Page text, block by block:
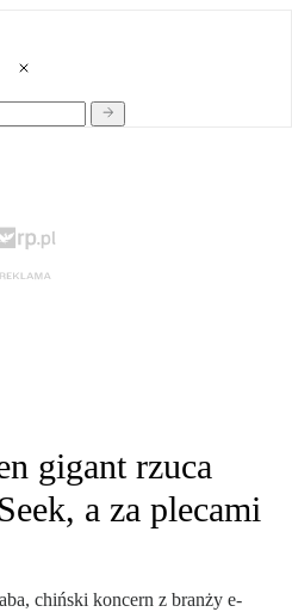
gigant rzuca
a za plecami
chiński koncern z branży e-